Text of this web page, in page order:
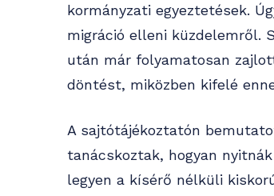
kormányzati egyeztetések.
migráció elleni küzdelemről.
után már folyamatosan
döntést, miközben kifelé
A sajtótájékoztatón
tanácskoztak, hogyan
legyen a kísérő nélküli